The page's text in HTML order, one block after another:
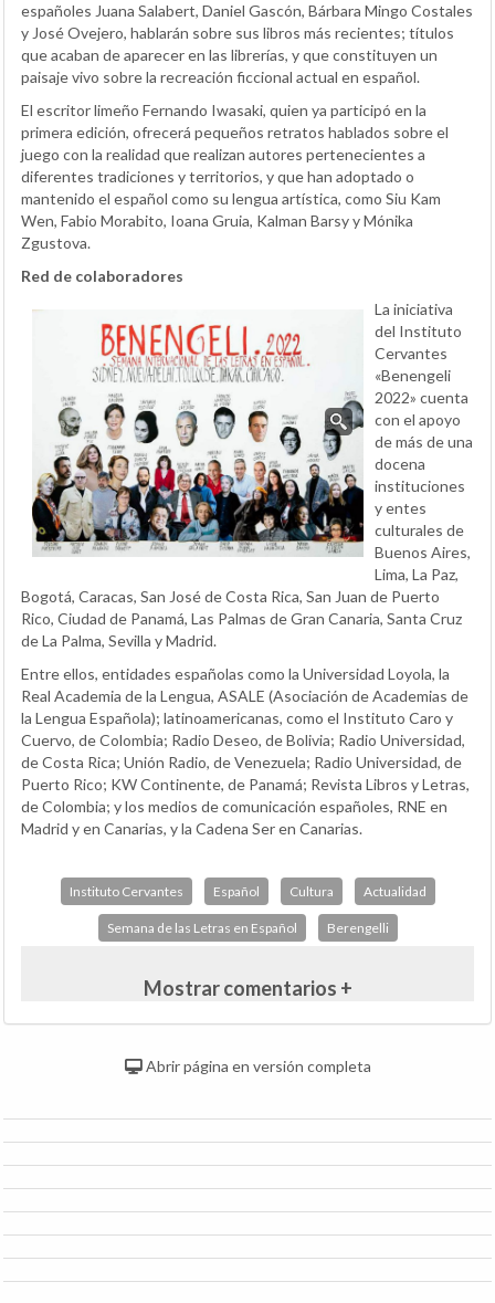
españoles Juana Salabert, Daniel Gascón, Bárbara Mingo Costales
y José Ovejero, hablarán sobre sus libros más recientes; títulos
que acaban de aparecer en las librerías, y que constituyen un
paisaje vivo sobre la recreación ficcional actual en español.
El escritor limeño Fernando Iwasaki, quien ya participó en la
primera edición, ofrecerá pequeños retratos hablados sobre el
juego con la realidad que realizan autores pertenecientes a
diferentes tradiciones y territorios, y que han adoptado o
mantenido el español como su lengua artística, como Siu Kam
Wen, Fabio Morabito, Ioana Gruia, Kalman Barsy y Mónika
Zgustova.
Red de colaboradores
La iniciativa
del Instituto
Cervantes
«Benengeli
2022» cuenta
con el apoyo
de más de una
docena
instituciones
y entes
culturales de
Buenos Aires,
Lima, La Paz,
Bogotá, Caracas, San José de Costa Rica, San Juan de Puerto
Rico, Ciudad de Panamá, Las Palmas de Gran Canaria, Santa Cruz
de La Palma, Sevilla y Madrid.
Entre ellos, entidades españolas como la Universidad Loyola, la
Real Academia de la Lengua, ASALE (Asociación de Academias de
la Lengua Española); latinoamericanas, como el Instituto Caro y
Cuervo, de Colombia; Radio Deseo, de Bolivia; Radio Universidad,
de Costa Rica; Unión Radio, de Venezuela; Radio Universidad, de
Puerto Rico; KW Continente, de Panamá; Revista Libros y Letras,
de Colombia; y los medios de comunicación españoles, RNE en
Madrid y en Canarias, y la Cadena Ser en Canarias.
Instituto Cervantes Español Cultura Actualidad
Semana de las Letras en Español Berengelli
Mostrar comentarios +
Abrir página en versión completa